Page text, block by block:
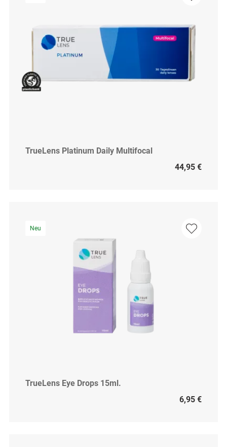
TrueLens Platinum Daily Multifocal
44,95 €
Neu
TrueLens Eye Drops 15ml.
6,95 €